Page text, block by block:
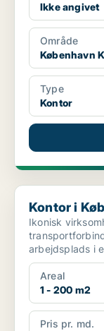
Ikke angivet
Område
København K
Type
Kontor
Kontor i København
Kontor i
Ikonisk
arbejdsplads i
Ørestads
Areal
1 - 200 m2
Pris pr. md.